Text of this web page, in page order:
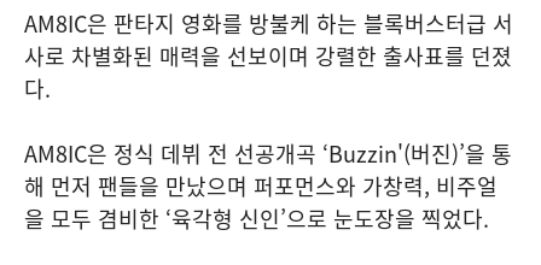
AM8IC은 판타지 영화를 방불케 하는 블록버스터급 서
사로 차별화된 매력을 선보이며 강렬한 출사표를 던졌
다.
AM8IC은 정식 데뷔 전 선공개곡 ‘Buzzin'(버진)’을 통
해 먼저 팬들을 만났으며 퍼포먼스와 가창력, 비주얼
을 모두 겸비한 ‘육각형 신인’으로 눈도장을 찍었다.